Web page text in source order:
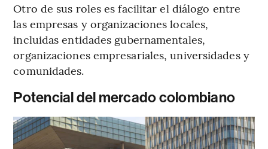
Otro de sus roles es facilitar el diálogo entre
las empresas y organizaciones locales,
incluidas entidades gubernamentales,
organizaciones empresariales, universidades y
comunidades.
Potencial del mercado colombiano